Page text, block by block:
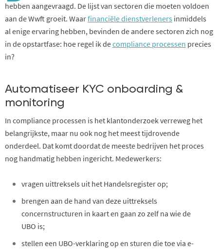
hebben aangevraagd. De lijst van sectoren die moeten voldoen
aan de Wwft groeit. Waarfinanciële dienstverleners inmiddels
al enige ervaring hebben, bevinden de andere sectoren zich nog
in de opstartfase: hoe regel ik decompliance processen precies
in?
Automatiseer KYC onboarding &
monitoring
In compliance processen is het klantonderzoek verreweg het
belangrijkste, maar nu ook nog het meest tijdrovende
onderdeel. Dat komt doordat de meeste bedrijven het proces
nog handmatig hebben ingericht. Medewerkers:
vragen uittreksels uit het Handelsregister op;
brengen aan de hand van deze uittreksels
concernstructuren in kaart en gaan zo zelf na wie de
UBO is;
stellen een UBO-verklaring op en sturen die toe via e-